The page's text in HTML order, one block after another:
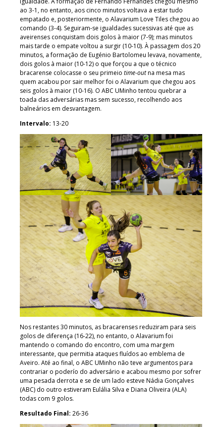
ao 3-1, no entanto, aos cinco minutos voltava a estar tudo
empatado e, posteriormente, o Alavarium Love Tiles chegou ao
comando (3-4). Seguiram-se igualdades sucessivas até que as
aveirenses conquistam dois golos à maior (7-9); mas minutos
mais tarde o empate voltou a surgir (10-10). À passagem dos 20
minutos, a formação de Eugénio Bartolomeu levava, novamente,
dois golos à maior (10-12) o que forçou a que o técnico
bracarense colocasse o seu primeio time-outna mesa mas
quem acabou por sair melhor foi o Alavarium que chegou aos
seis golos à maior (10-16). O ABC UMinho tentou quebrar a
toada das adversárias mas sem sucesso, recolhendo aos
balneários em desvantagem.
Intervalo: 13-20
Nos restantes 30 minutos, as bracarenses reduziram para seis
golos de diferença (16-22), no entanto, o Alavarium foi
mantendo o comando do encontro, com uma margem
interessante, que permitia ataques fluídos ao emblema de
Aveiro. Até ao final, o ABC UMinho não teve argumentos para
contrariar o poderío do adversário e acabou mesmo por sofrer
uma pesada derrota e se de um lado esteve Nádia Gonçalves
(ABC) do outro estiveram Eulália Silva e Diana Oliveira (ALA)
todas com 9 golos.
Resultado Final: 26-36